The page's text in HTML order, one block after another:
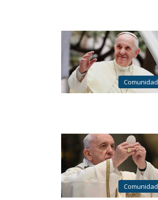
Comunidad
Comunidad